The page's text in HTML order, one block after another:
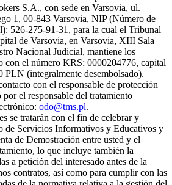
S.A., con sede en Varsovia, ul.
1, 00-843 Varsovia, NIP (Número de
526-275-91-31, para la cual el Tribunal
de Varsovia, en Varsovia, XIII Sala
Nacional Judicial, mantiene los
con el número KRS: 0000204776, capital
PLN (integralmente desembolsado).
con el responsable de protección
por el responsable del tratamiento
odo@tms.pl.
se tratarán con el fin de celebrar y
de Servicios Informativos y Educativos y
de Demostración entre usted y el
lo que incluye también la
a petición del interesado antes de la
contratos, así como para cumplir con las